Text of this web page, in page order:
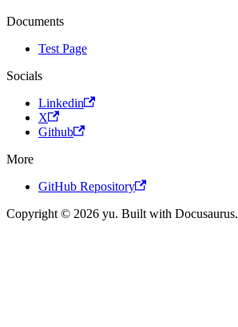
Documents
Test Page
Socials
Linkedin
X
Github
More
GitHub Repository
Copyright © 2026 yu. Built with Docusaurus.